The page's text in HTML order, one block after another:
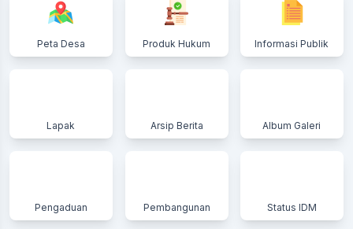
Peta Desa Produk Hukum Informasi Publik
Lapak Arsip Berita Album Galeri
Pengaduan Pembangunan Status IDM